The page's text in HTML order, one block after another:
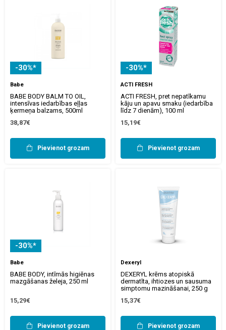
-30%*
Babe
BABE BODY BALM TO OIL,
intensīvas iedarbības eļļas
ķermeņa balzams, 500ml
38,87€
Pievienot grozam
-30%*
ACTI FRESH
ACTI FRESH, pret nepatīkamu
kāju un apavu smaku (iedarbība
līdz 7 dienām), 100 ml
15,19€
Pievienot grozam
-30%*
Babe
BABE BODY, intīmās higiēnas
mazgāšanas želeja, 250 ml
15,29€
Pievienot grozam
Dexeryl
DEXERYL krēms atopiskā
dermatīta, ihtiozes un sausuma
simptomu mazināšanai, 250 g
15,37€
Pievienot grozam